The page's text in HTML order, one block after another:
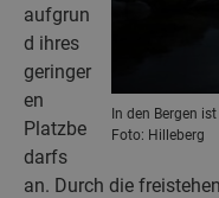
In den Bergen
Foto: Hilleberg
aufgrun
d ihres
geringer
en
Platzbe
darfs
an. Durch die